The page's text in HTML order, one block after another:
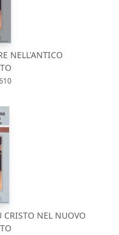
NELL'ANTICO
CRISTO NEL NUOVO